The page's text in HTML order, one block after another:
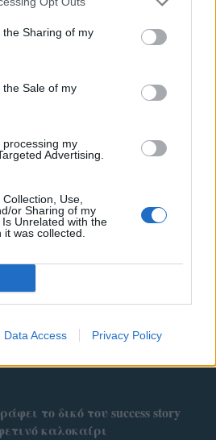
Sharing of my
Sale of my
my
Advertising.
Use,
or Sharing of my
Unrelated with the
was collected.
Data Access Privacy Policy
κομμάτια που αξίζουν μία θέση
καλοκαίρι
brand με μαγιό κάνει
το δικό του success story
καλοκαίρι